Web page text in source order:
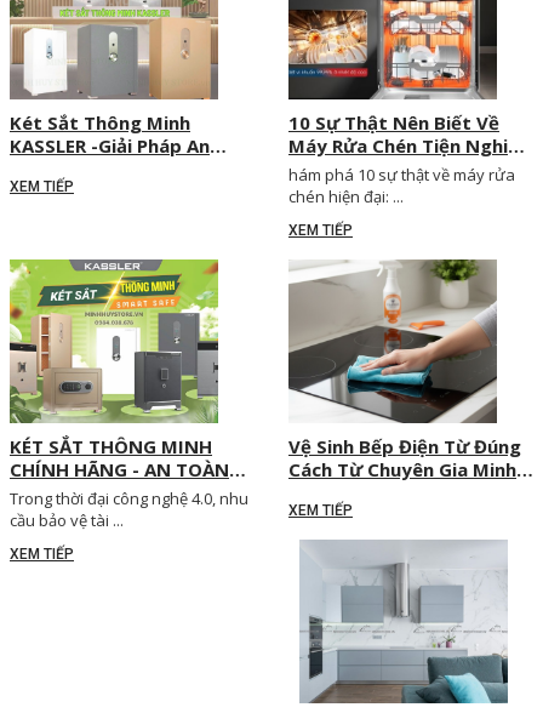
Két Sắt Thông Minh
KASSLER -Giải Pháp An
Gia Đình và Doanh Nghiệp
XEM TIẾP
10 Sự Thật Nên Biết Về
Máy Rửa Chén Tiện Nghi
Cho Mọi Gia Đình
hám phá 10 sự thật về máy rửa
chén hiện đại: ...
XEM TIẾP
KÉT SẮT THÔNG MINH
CHÍNH HÃNG - AN TOÀN
TỐI ĐA, BẢO VỆ TÀI SẢN
CHUẨN CÔNG NGHỆ 4.0
Trong thời đại công nghệ 4.0, nhu
cầu bảo vệ tài ...
XEM TIẾP
Vệ Sinh Bếp Điện Từ Đúng
Cách Từ Chuyên Gia Minh
XEM TIẾP